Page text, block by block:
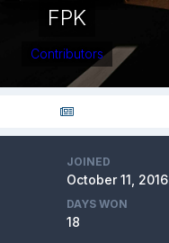
FPK
Contributors
JOINED
October 11, 2016
DAYS WON
18